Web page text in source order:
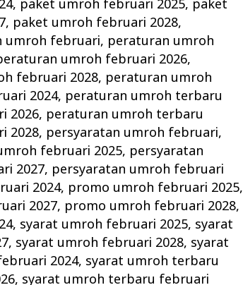
, paket umroh februari 2025, paket
, paket umroh februari 2028,
umroh februari, peraturan umroh
umroh februari 2026,
februari 2028, peraturan umroh
2024, peraturan umroh terbaru
2026, peraturan umroh terbaru
2028, persyaratan umroh februari,
februari 2025, persyaratan
2027, persyaratan umroh februari
2024, promo umroh februari 2025,
2027, promo umroh februari 2028,
, syarat umroh februari 2025, syarat
, syarat umroh februari 2028, syarat
2024, syarat umroh terbaru
, syarat umroh terbaru februari